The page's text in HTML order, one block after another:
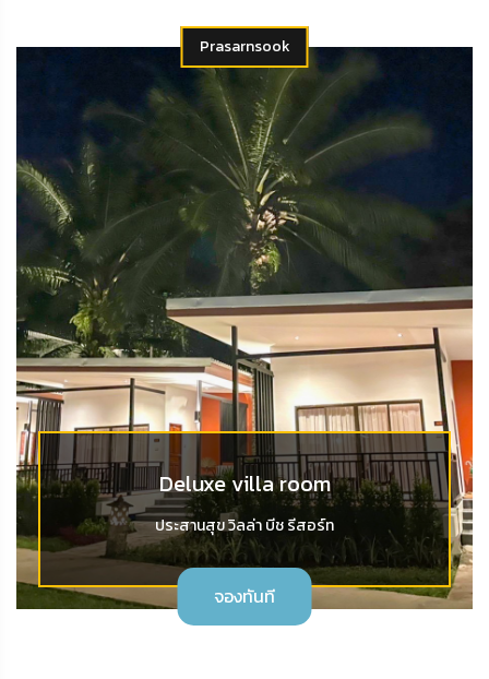
Prasarnsook
Deluxe villa room
ประสานสุข วิลล่า บีช รีสอร์ท
จองทันที